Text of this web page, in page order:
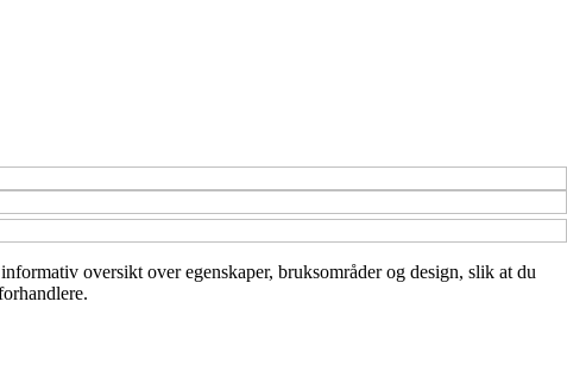
oversikt over egenskaper, bruksområder og design, slik at du